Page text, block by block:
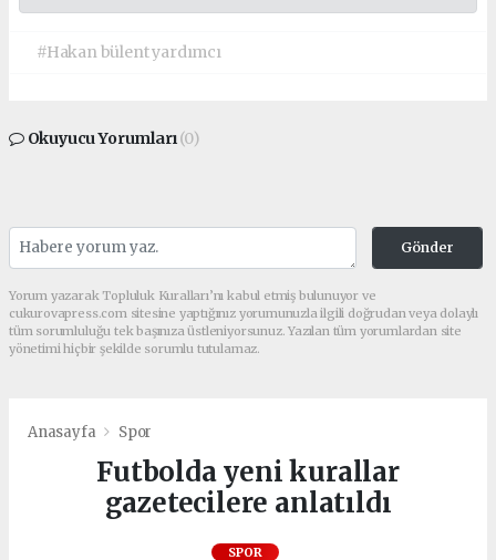
#Hakan bülent yardımcı
Okuyucu Yorumları(0)
Gönder
Yorum yazarak Topluluk Kuralları’nı kabul etmiş bulunuyor ve
cukurovapress.com sitesine yaptığınız yorumunuzla ilgili doğrudan veya dolaylı
tüm sorumluluğu tek başınıza üstleniyorsunuz. Yazılan tüm yorumlardan site
yönetimi hiçbir şekilde sorumlu tutulamaz.
Anasayfa Spor
Futbolda yeni kurallar
gazetecilere anlatıldı
SPOR